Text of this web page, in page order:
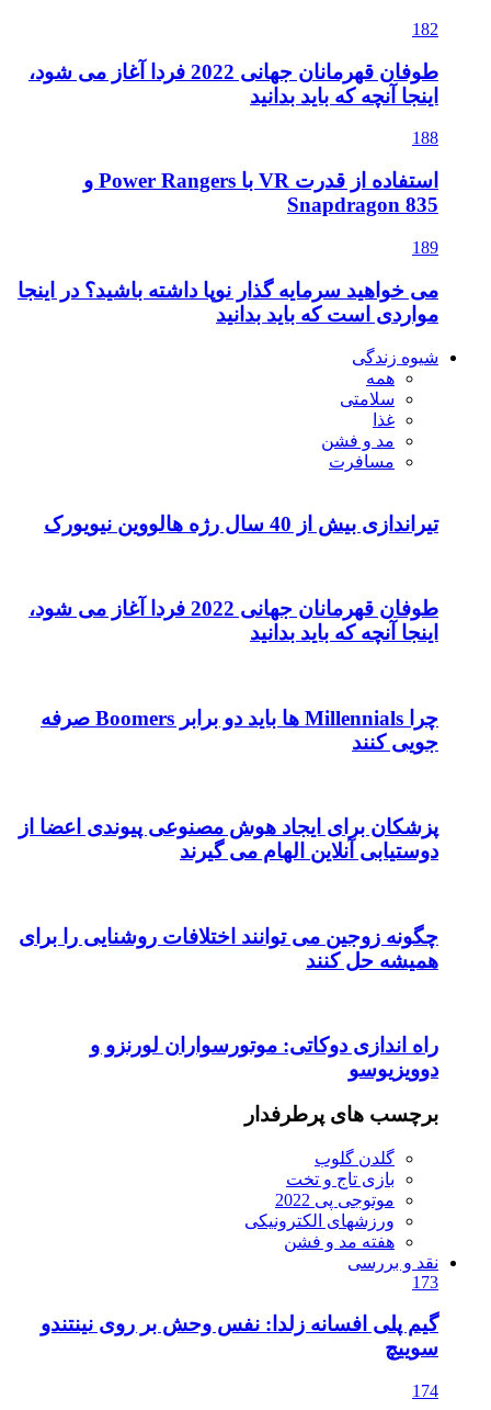
182
طوفان قهرمانان جهانی 2022 فردا آغاز می شود،
اینجا آنچه که باید بدانید
188
استفاده از قدرت VR با Power Rangers و
Snapdragon 835
189
می خواهید سرمایه گذار نوپا داشته باشید؟ در اینجا
مواردی است که باید بدانید
شیوه زندگی
همه
سلامتی
غذا
مد و فشن
مسافرت
تیراندازی بیش از 40 سال رژه هالووین نیویورک
طوفان قهرمانان جهانی 2022 فردا آغاز می شود،
اینجا آنچه که باید بدانید
چرا Millennials ها باید دو برابر Boomers صرفه
جویی کنند
پزشکان برای ایجاد هوش مصنوعی پیوندی اعضا از
دوستیابی آنلاین الهام می گیرند
چگونه زوجین می توانند اختلافات روشنایی را برای
همیشه حل کنند
راه اندازی دوکاتی: موتورسواران لورنزو و
دوویزیوسو
برچسب های پرطرفدار
گلدن گلوب
بازی تاج و تخت
موتوجی پی 2022
ورزشهای الکترونیکی
هفته مد و فشن
نقد و بررسی
173
گیم پلی افسانه زلدا: نفس وحش بر روی نینتندو
سوییچ
174